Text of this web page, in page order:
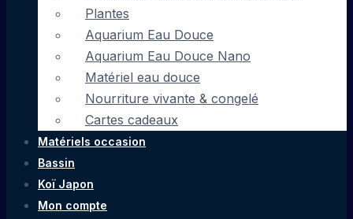
Plantes
Aquarium Eau Douce
Aquarium Eau Douce Nano
Matériel eau douce
Nourriture vivante & congelé
Cartes cadeaux
Matériels occasion
Bassin
Koï Japon
Mon compte